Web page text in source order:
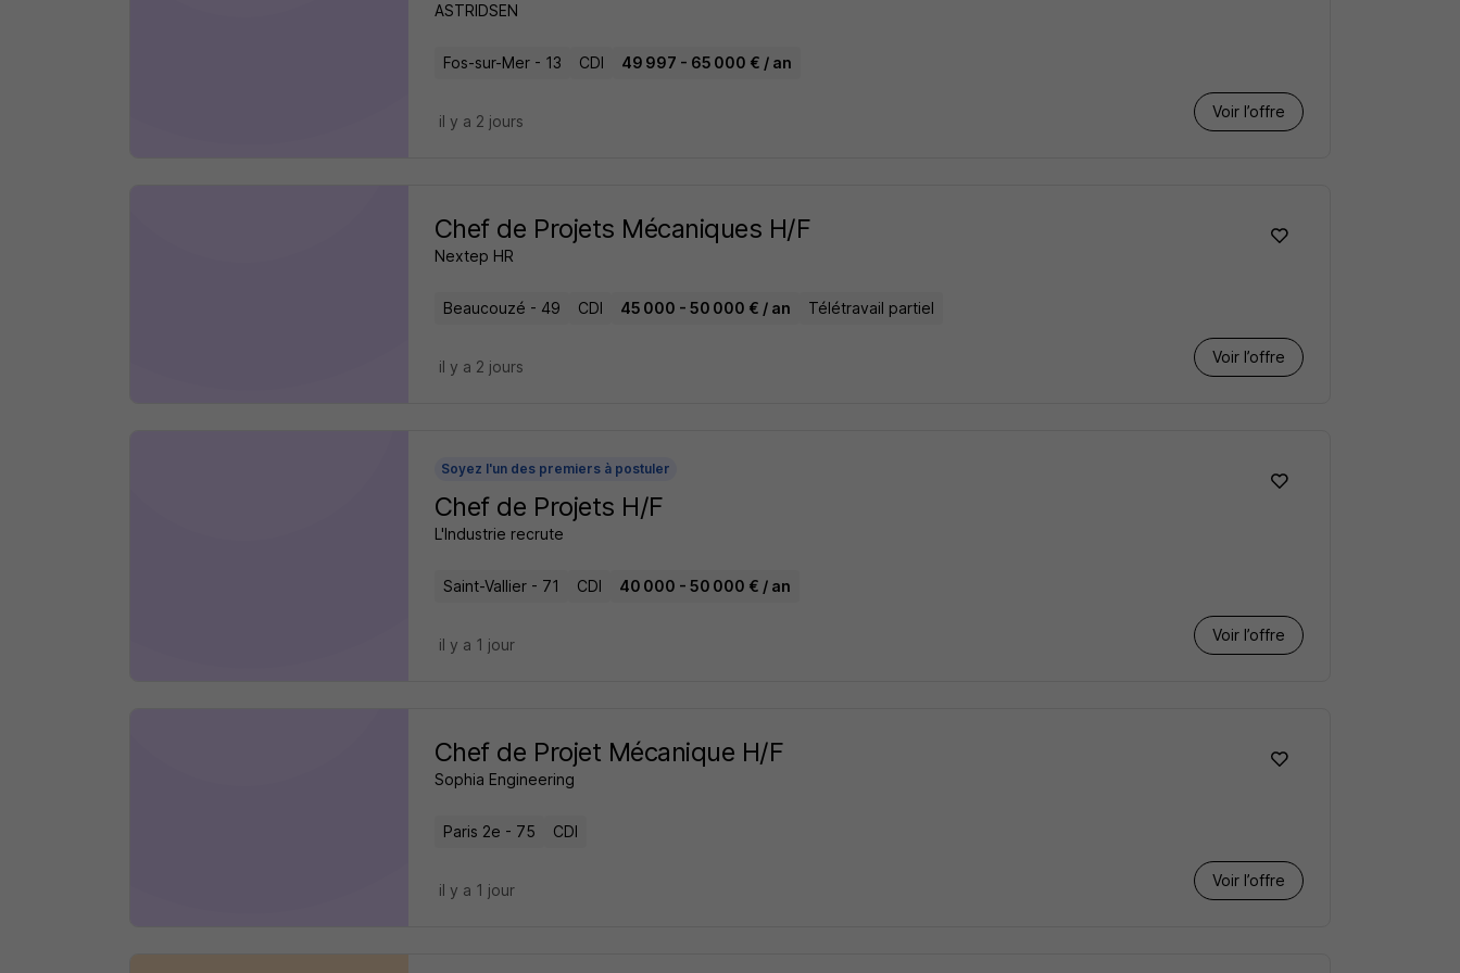
ASTRIDSEN
Fos-sur-Mer - 13 CDI 49 997 - 65 000 € / an
Voir l’offre
il y a 2 jours
Chef de Projets Mécaniques H/F
Nextep HR
Beaucouzé - 49 CDI 45 000 - 50 000 € / an Télétravail partiel
Voir l’offre
il y a 2 jours
Soyez l'un des premiers à postuler
Chef de Projets H/F
L'Industrie recrute
Saint-Vallier - 71 CDI 40 000 - 50 000 € / an
Voir l’offre
il y a 1 jour
Chef de Projet Mécanique H/F
Sophia Engineering
Paris 2e - 75 CDI
Voir l’offre
il y a 1 jour